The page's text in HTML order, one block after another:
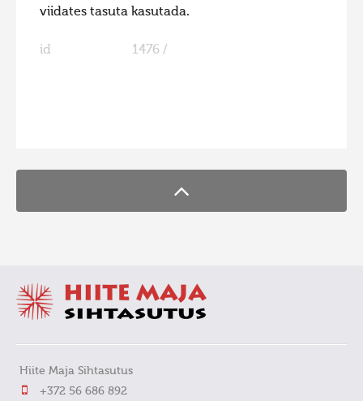
Hiite kuvavõistlus 2011
viidates tasuta kasutada.
id 1476 /
Hiite Maja Sihtasutus
+372 56 686 892